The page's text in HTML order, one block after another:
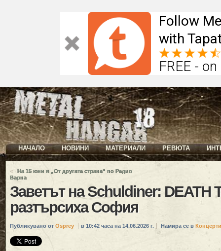
Follow
with
FREE -
НАЧАЛО НОВИНИ МАТЕРИАЛИ РЕВЮТА
«
На 15 юни в „От другата страна“ по Радио
Варна
Заветът на Schuldiner: DEATH
разтърсиха София
Публикувано от Osprey в 10:42 часа на 14.06.2026 г. Намира се в Концерти